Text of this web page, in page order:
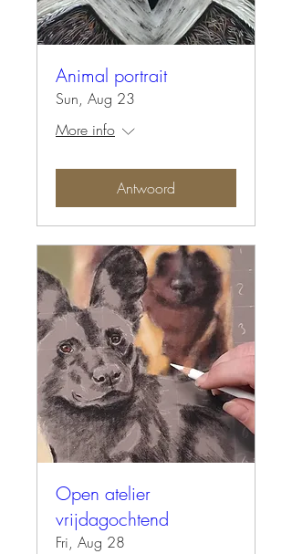
Animal portrait
Sun, Aug 23
More info
Antwoord
Open atelier
vrijdagochtend
Fri, Aug 28